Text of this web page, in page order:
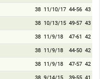
38 11/10/17 44-56 43
38 10/13/15 49-57 43
38 11/9/18 47-61 42
38 11/9/18 44-50 42
38 11/9/18 47-57 42